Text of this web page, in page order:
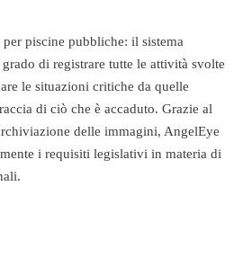
piscine pubbliche: il sistema
di registrare tutte le attività svolte
le situazioni critiche da quelle
di ciò che è accaduto. Grazie al
delle immagini, AngelEye
i requisiti legislativi in materia di